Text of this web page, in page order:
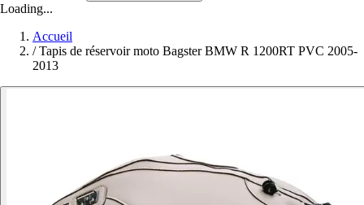
Loading...
Accueil
/ Tapis de réservoir moto Bagster BMW R 1200RT PVC 2005-
2013